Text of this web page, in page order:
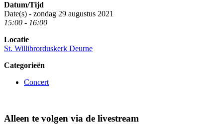
Datum/Tijd
Date(s) - zondag 29 augustus 2021
15:00 - 16:00
Locatie
St. Willibrorduskerk Deurne
Categorieën
Concert
Alleen te volgen via de livestream